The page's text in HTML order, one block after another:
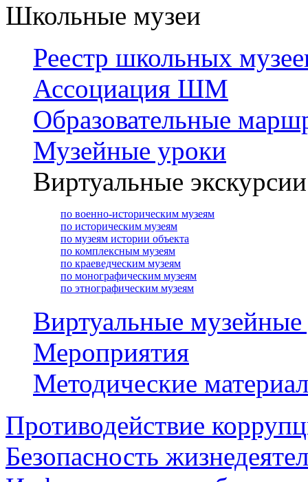
Школьные музеи
Реестр школьных
Ассоциация ШМ
Образовательные
Музейные уроки
Виртуальные экскурсии
по военно-историческим музеям
по историческим музеям
по музеям истории объекта
по комплексным музеям
по краеведческим музеям
по монографическим музеям
по этнографическим музеям
Виртуальные
Мероприятия
Методические
Противодействие
Безопасность